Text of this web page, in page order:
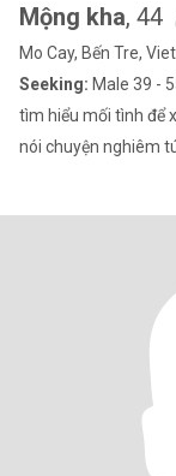
Mộng kha, 44
Mo Cay, Bến Tre,
Seeking: Male 39 -
tìm hiểu mối tình để
nói chuyện nghiêm